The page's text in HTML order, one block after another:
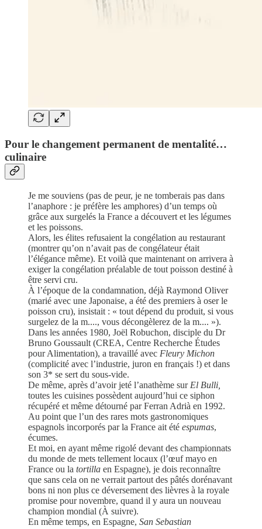
Pour le changement permanent de mentalité…
culinaire
Je me souviens (pas de peur, je ne tomberais pas dans
l’anaphore : je préfère les amphores) d’un temps où
grâce aux surgelés la France a découvert et les légumes
et les poissons.
Alors, les élites refusaient la congélation au restaurant
(montrer qu’on n’avait pas de congélateur était
l’élégance même). Et voilà que maintenant on arrivera à
exiger la congélation préalable de tout poisson destiné à
être servi cru.
À l’époque de la condamnation, déjà Raymond Oliver
(marié avec une Japonaise, a été des premiers à oser le
poisson cru), insistait : « tout dépend du produit, si vous
surgelez de la m...., vous décongèlerez de la m.... »).
Dans les années 1980, Joël Robuchon, disciple du Dr
Bruno Goussault (CREA, Centre Recherche Études
pour Alimentation), a travaillé avec Fleury Michon
(complicité avec l’industrie, juron en français !) et dans
son 3* se sert du sous-vide.
De même, après d’avoir jeté l’anathème sur El Bulli,
toutes les cuisines possèdent aujourd’hui ce siphon
récupéré et même détourné par Ferran Adrià en 1992.
Au point que l’un des rares mots gastronomiques
espagnols incorporés par la France ait été espumas,
écumes.
Et moi, en ayant même rigolé devant des championnats
du monde de mets tellement locaux (l’œuf mayo en
France ou la tortilla en Espagne), je dois reconnaître
que sans cela on ne verrait partout des pâtés dorénavant
bons ni non plus ce déversement des lièvres à la royale
promise pour novembre, quand il y aura un nouveau
champion mondial (À suivre).
En même temps, en Espagne, San Sebastian